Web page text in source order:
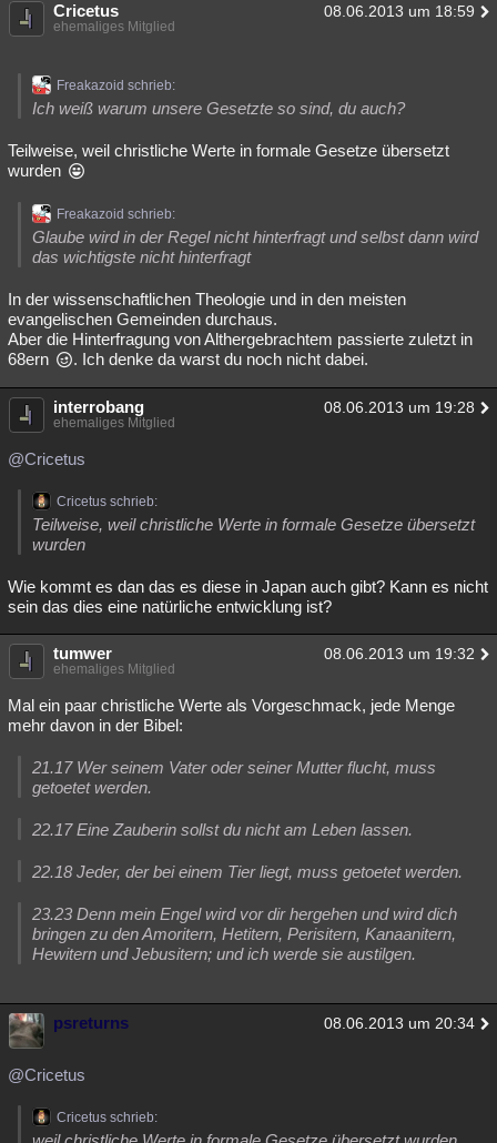
Cricetus 08.06.2013 um 18:59
ehemaliges Mitglied
Freakazoid schrieb:
Ich weiß warum unsere Gesetzte so sind, du auch?
Teilweise, weil christliche Werte in formale Gesetze übersetzt
wurden
Freakazoid schrieb:
Glaube wird in der Regel nicht hinterfragt und selbst dann wird
das wichtigste nicht hinterfragt
In der wissenschaftlichen Theologie und in den meisten
evangelischen Gemeinden durchaus.
Aber die Hinterfragung von Althergebrachtem passierte zuletzt in
68ern
. Ich denke da warst du noch nicht dabei.
interrobang 08.06.2013 um 19:28
ehemaliges Mitglied
@Cricetus
Cricetus schrieb:
Teilweise, weil christliche Werte in formale Gesetze übersetzt
wurden
Wie kommt es dan das es diese in Japan auch gibt? Kann es nicht
sein das dies eine natürliche entwicklung ist?
tumwer 08.06.2013 um 19:32
ehemaliges Mitglied
Mal ein paar christliche Werte als Vorgeschmack, jede Menge
mehr davon in der Bibel:
21.17 Wer seinem Vater oder seiner Mutter flucht, muss
getoetet werden.
22.17 Eine Zauberin sollst du nicht am Leben lassen.
22.18 Jeder, der bei einem Tier liegt, muss getoetet werden.
23.23 Denn mein Engel wird vor dir hergehen und wird dich
bringen zu den Amoritern, Hetitern, Perisitern, Kanaanitern,
Hewitern und Jebusitern; und ich werde sie austilgen.
psreturns 08.06.2013 um 20:34
@Cricetus
Cricetus schrieb: